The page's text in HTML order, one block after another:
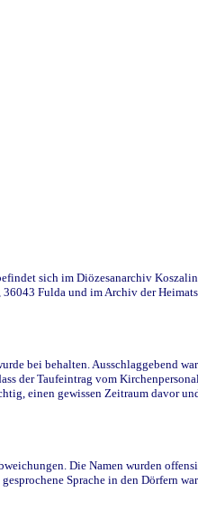
sich im Diözesanarchiv
Fulda und im Archiv der
bei behalten. Ausschlaggebend
der Taufeintrag vom
einen gewissen Zeitraum davor
Die Namen wurden
Sprache in den Dörfern